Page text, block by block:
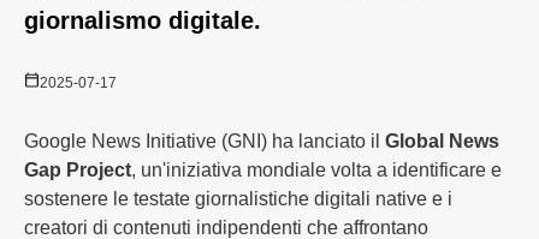
giornalismo digitale.
2025-07-17
Google News Initiative (GNI) ha lanciato il Global News
Gap Project, un'iniziativa mondiale volta a identificare e
sostenere le testate giornalistiche digitali native e i
creatori di contenuti indipendenti che affrontano